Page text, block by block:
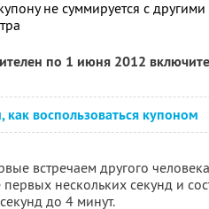
не суммируется с
по 1 июня 2012
как воспользоваться купоном
встречаем другого
первых нескольких секунд и
до 4 минут.